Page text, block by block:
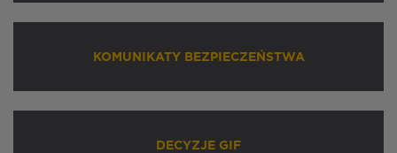
KOMUNIKATY BEZPIECZEŃSTWA
DECYZJE GIF